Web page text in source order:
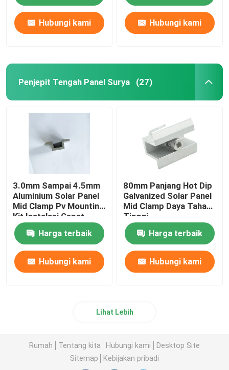
Hubungi kami Hubungi kami
Penjepit Tengah Panel Surya (27)
3.0mm Sampai 4.5mm
Aluminium Solar Panel
Mid Clamp Pv Mounting
Kit Instalasi Cepat
Harga terbaik
Hubungi kami
80mm Panjang Hot Dip
Galvanized Solar Panel
Mid Clamp Daya Tahan
Tinggi
Harga terbaik
Hubungi kami
Lihat Lebih
Rumah Tentang kita Hubungi kami
Desktop Site
Sitemap
Kebijakan pribadi